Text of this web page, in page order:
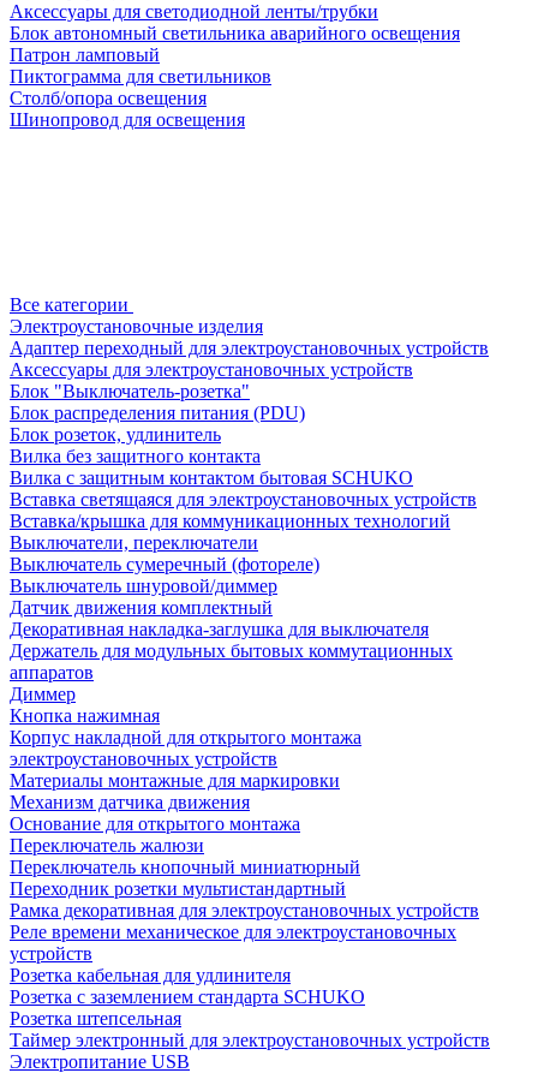
Аксессуары для светодиодной ленты/трубки
Блок автономный светильника аварийного освещения
Патрон ламповый
Пиктограмма для светильников
Столб/опора освещения
Шинопровод для освещения
Все категории
Электроустановочные изделия
Адаптер переходный для электроустановочных устройств
Аксессуары для электроустановочных устройств
Блок "Выключатель-розетка"
Блок распределения питания (PDU)
Блок розеток, удлинитель
Вилка без защитного контакта
Вилка с защитным контактом бытовая SCHUKO
Вставка светящаяся для электроустановочных устройств
Вставка/крышка для коммуникационных технологий
Выключатели, переключатели
Выключатель сумеречный (фотореле)
Выключатель шнуровой/диммер
Датчик движения комплектный
Декоративная накладка-заглушка для выключателя
Держатель для модульных бытовых коммутационных
аппаратов
Диммер
Кнопка нажимная
Корпус накладной для открытого монтажа
электроустановочных устройств
Материалы монтажные для маркировки
Механизм датчика движения
Основание для открытого монтажа
Переключатель жалюзи
Переключатель кнопочный миниатюрный
Переходник розетки мультистандартный
Рамка декоративная для электроустановочных устройств
Реле времени механическое для электроустановочных
устройств
Розетка кабельная для удлинителя
Розетка с заземлением стандарта SCHUKO
Розетка штепсельная
Таймер электронный для электроустановочных устройств
Электропитание USB